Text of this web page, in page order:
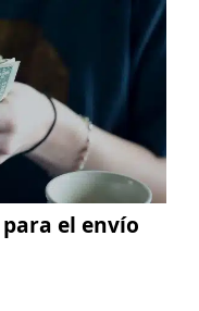
el envío